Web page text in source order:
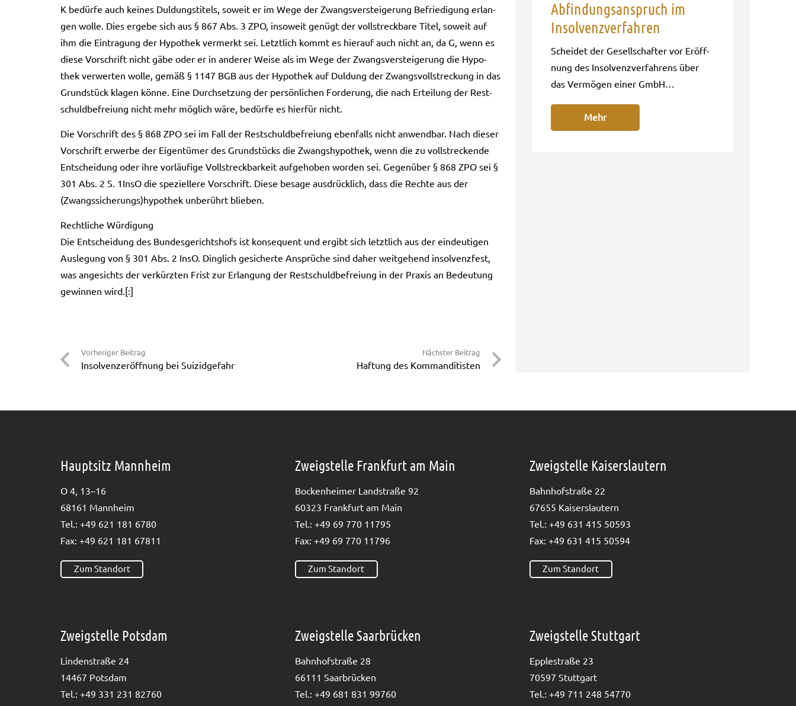
K bedür­fe auch kei­nes Dul­dungs­ti­tels, soweit er im Wege der Zwangs­ver­stei­ge­rung Befrie­di­gung erlan­
gen wolle. Dies erge­be sich aus § 867 Abs. 3 ZPO, inso­weit genügt der voll­streck­ba­re Titel, soweit auf
ihm die Ein­tra­gung der Hypo­thek ver­merkt sei. Letzt­lich kommt es hier­auf auch nicht an, da G, wenn es
diese Vor­schrift nicht gäbe oder er in ande­rer Weise als im Wege der Zwangs­ver­stei­ge­rung die Hypo­
thek ver­wer­ten wolle, gemäß § 1147 BGB aus der Hypo­thek auf Dul­dung der Zwangs­voll­stre­ckung in das
Grund­stück kla­gen könne. Eine Durch­set­zung der per­sön­li­chen For­de­rung, die nach Ertei­lung der Rest­
schuld­be­frei­ung nicht mehr mög­lich wäre, bedür­fe es hier­für nicht.
Die Vor­schrift des § 868 ZPO sei im Fall der Rest­schuld­be­frei­ung eben­falls nicht anwend­bar. Nach die­ser
Vor­schrift erwer­be der Eigen­tü­mer des Grund­stücks die Zwangs­hy­po­thek, wenn die zu voll­stre­cken­de
Ent­schei­dung oder ihre vor­läu­fi­ge Voll­streck­bar­keit auf­ge­ho­ben wor­den sei. Gegen­über § 868 ZPO sei §
301 Abs. 2 S. 1InsO die spe­zi­el­le­re Vor­schrift. Diese besa­ge aus­drück­lich, dass die Rech­te aus der
(Zwangssicherungs)hypothek unbe­rührt blie­ben.
Recht­li­che Wür­di­gung
Die Ent­schei­dung des Bun­des­ge­richts­hofs ist kon­se­quent und ergibt sich letzt­lich aus der ein­deu­ti­gen
Aus­le­gung von § 301 Abs. 2 InsO. Ding­lich gesi­cher­te Ansprü­che sind daher weit­ge­hend insol­venz­fest,
was ange­sichts der ver­kürz­ten Frist zur Erlan­gung der Rest­schuld­be­frei­ung in der Pra­xis an Bedeu­tung
gewin­nen wird.[:]
Vorheriger Beitrag
Insolvenzeröffnung bei Suizidgefahr
Nächster Beitrag
Haftung des Kommanditisten
Abfindungsanspruch im
Insolvenzverfahren
Schei­det der Gesell­schaf­ter vor Eröff­
nung des Insol­venz­ver­fah­rens über
das Ver­mö­gen einer GmbH…
Mehr
Hauptsitz Mannheim
O 4, 13–16
68161 Mann­heim
Tel.: +49 621 181 6780
Fax: +49 621 181 67811
Zum Standort
Zweigstelle Frankfurt am Main
Bocken­hei­mer Land­stra­ße 92
60323 Frank­furt am Main
Tel.: +49 69 770 11795
Fax: +49 69 770 11796
Zum Standort
Zweigstelle Kaiserslautern
Bahn­hof­stra­ße 22
67655 Kai­sers­lau­tern
Tel.: +49 631 415 50593
Fax: +49 631 415 50594
Zum Standort
Zweigstelle Potsdam
Lin­den­stra­ße 24
14467 Pots­dam
Tel.: +49 331 231 82760
Zweigstelle Saarbrücken
Bahn­hof­stra­ße 28
66111 Saar­brü­cken
Tel.: +49 681 831 99760
Zweigstelle Stuttgart
Epp­le­straße 23
70597 Stutt­gart
Tel.: +49 711 248 54770